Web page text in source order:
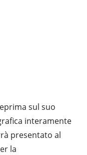
sul suo
interamente
presentato al
la